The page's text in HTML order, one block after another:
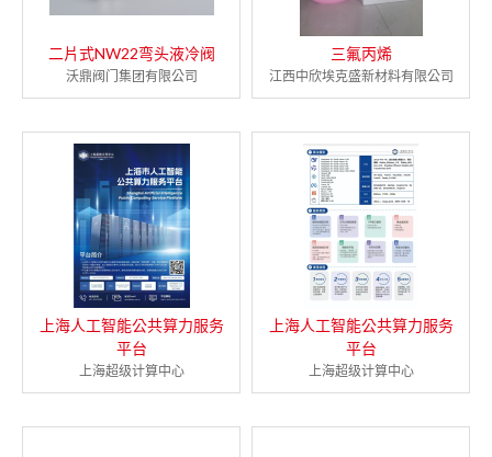
二片式NW22弯头液冷阀
沃鼎阀门集团有限公司
三氟丙烯
江西中欣埃克盛新材料有限公司
上海人工智能公共算力服务
平台
上海超级计算中心
上海人工智能公共算力服务
平台
上海超级计算中心